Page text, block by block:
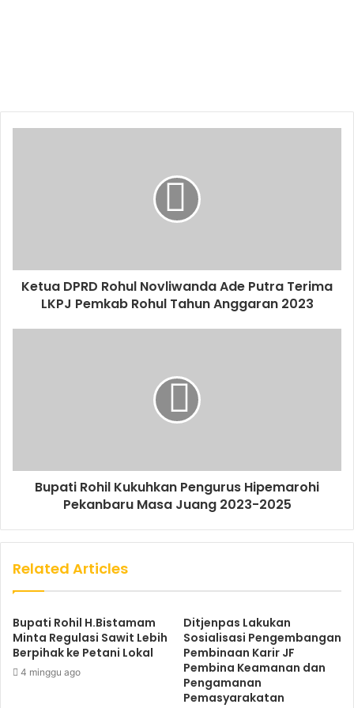
Ketua DPRD Rohul Novliwanda Ade Putra Terima
LKPJ Pemkab Rohul Tahun Anggaran 2023
Bupati Rohil Kukuhkan Pengurus Hipemarohi
Pekanbaru Masa Juang 2023-2025
Related Articles
Bupati Rohil H.Bistamam
Minta Regulasi Sawit Lebih
Berpihak ke Petani Lokal
4 minggu ago
Ditjenpas Lakukan
Sosialisasi Pengembangan
Pembinaan Karir JF
Pembina Keamanan dan
Pengamanan
Pemasyarakatan